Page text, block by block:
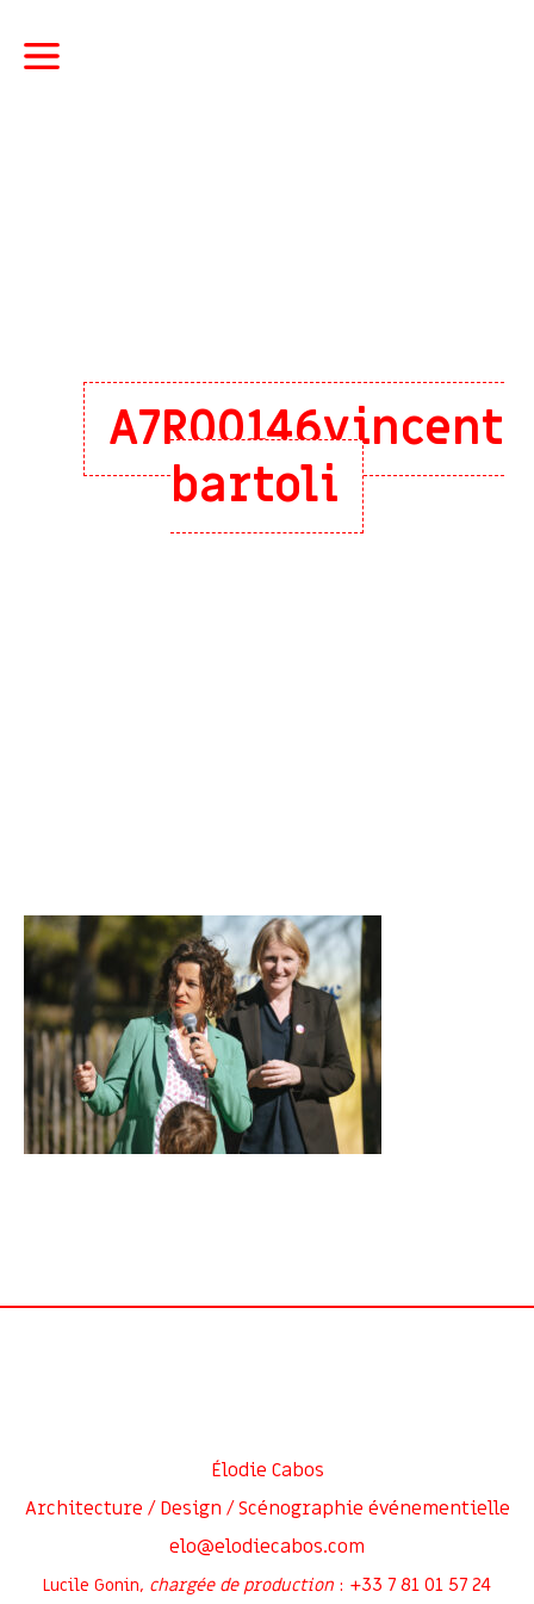
A7R00146vincent
bartoli
Élodie Cabos
Architecture / Design / Scénographie événementielle
elo@elodiecabos.com
Lucile Gonin, chargée de production : +33 7 81 01 57 24